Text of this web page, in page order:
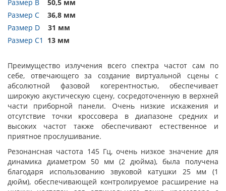
Размер B
50,5 мм
Размер C
36,8 мм
Размер D 31 мм
Размер C1 13 мм
Преимущество излучения всего спектра частот сам по
себе, отвечающего за создание виртуальной сцены с
абсолютной фазовой когерентностью, обеспечивает
широкую акустическую сцену, сосредоточенную в верхней
части приборной панели. Очень низкие искажения и
отсутствие точки кроссовера в диапазоне средних и
высоких частот также обеспечивают естественное и
приятное прослушивание.
Резонансная частота 145 Гц, очень низкое значение для
динамика диаметром 50 мм (2 дюйма), была получена
благодаря использованию звуковой катушки 25 мм (1
дюйм), обеспечивающей контролируемое расширение на